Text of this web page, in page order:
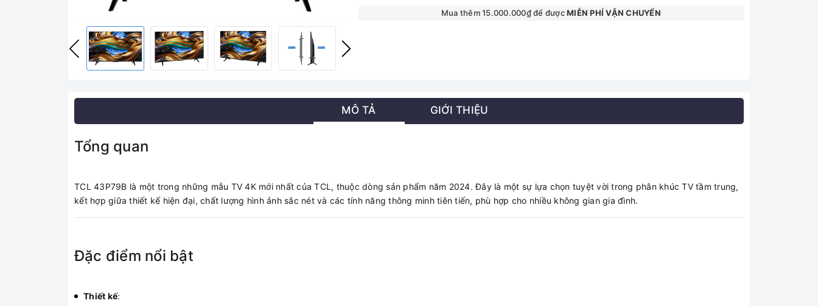
Mua thêm 15.000.000₫ để đượcMIỄN PHÍ VẬN CHUYỂN
MÔ TẢ GIỚI THIỆU
Tổng quan
TCL 43P79B là một trong những mẫu TV 4K mới nhất của TCL, thuộc dòng sản phẩm năm 2024. Đây là một sự lựa chọn tuyệt vời trong phân khúc TV tầm trung,
kết hợp giữa thiết kế hiện đại, chất lượng hình ảnh sắc nét và các tính năng thông minh tiên tiến, phù hợp cho nhiều không gian gia đình.
Đặc điểm nổi bật
Thiết kế: